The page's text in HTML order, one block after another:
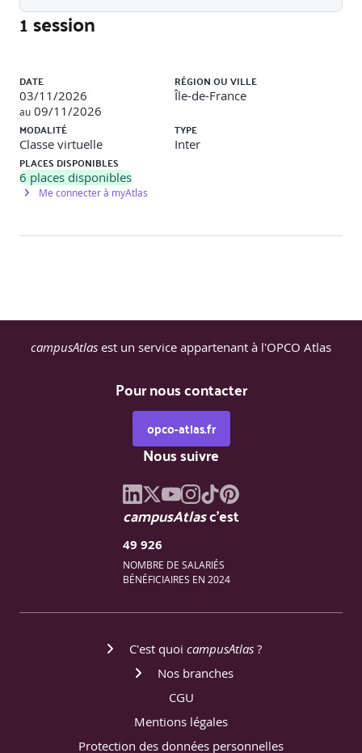
1 session
DATE
03/11/2026
au 09/11/2026
RÉGION OU VILLE
Île-de-France
MODALITÉ
Classe virtuelle
TYPE
Inter
PLACES DISPONIBLES
6 places disponibles
Me connecter à myAtlas
campusAtlas est un service appartenant à l'OPCO Atlas
Pour nous contacter
opco-atlas.fr
Nous suivre
campusAtlasc'est
49 926
NOMBRE DE SALARIÉS
BÉNÉFICIAIRES EN 2024
C'est quoi campusAtlas ?
Nos branches
CGU
Mentions légales
Protection des données personnelles